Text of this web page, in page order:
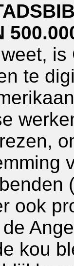
te
ook
kou